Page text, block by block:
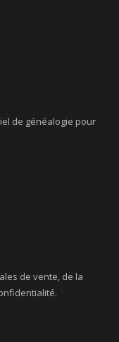
de généalogie pour
de vente, de la